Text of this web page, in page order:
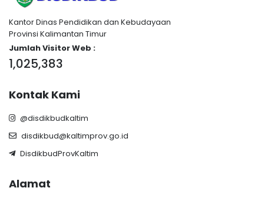
Kantor Dinas Pendidikan dan Kebudayaan
Provinsi Kalimantan Timur
Jumlah Visitor Web :
1,025,383
Kontak Kami
@disdikbudkaltim
disdikbud@kaltimprov.go.id
DisdikbudProvKaltim
Alamat